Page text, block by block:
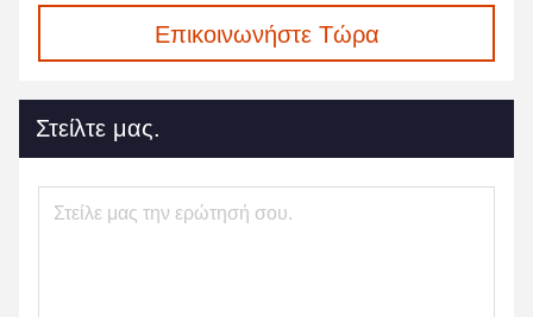
Επικοινωνήστε Τώρα
Στείλτε μας.